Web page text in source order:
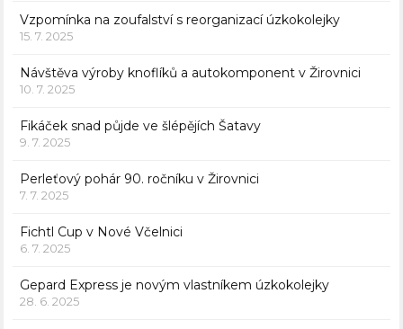
Vzpomínka na zoufalství s reorganizací úzkokolejky
15. 7. 2025
Návštěva výroby knoflíků a autokomponent v Žirovnici
10. 7. 2025
Fikáček snad půjde ve šlépějích Šatavy
9. 7. 2025
Perleťový pohár 90. ročníku v Žirovnici
7. 7. 2025
Fichtl Cup v Nové Včelnici
6. 7. 2025
Gepard Express je novým vlastníkem úzkokolejky
28. 6. 2025